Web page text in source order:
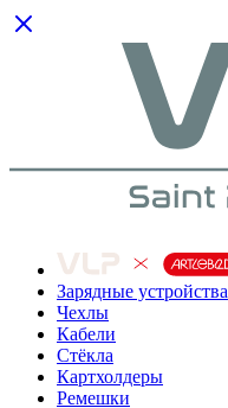
Зарядные устройства
Чехлы
Кабели
Cтёкла
Картхолдеры
Ремешки